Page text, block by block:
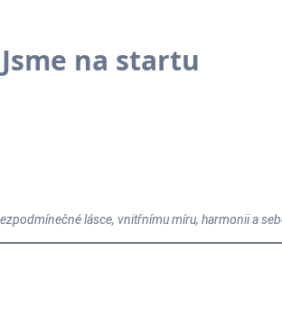
na startu
lásce, vnitřnímu míru, harmonii a